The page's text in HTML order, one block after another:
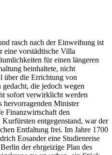
rasch nach der Einweihung ist
eine vorstädtische Villa
für einen längeren
beinhaltete, nicht
über die Errichtung von
die jedoch wegen
sofort verwirklicht werden
hervorragenden Minister
Finanzwirtschaft den
entgegenstand, war der
Entfaltung frei. Im Jahre 1700
Eosander eine Studienreise
der ehrgeizige Plan des